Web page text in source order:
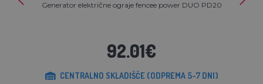
Generator električne ograje fencee power DUO PD20
92.01€
CENTRALNO SKLADIŠČE (ODPREMA 5-7 DNI)